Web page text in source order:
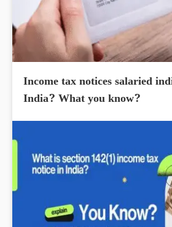
Income tax notices salaried
India? What you know?